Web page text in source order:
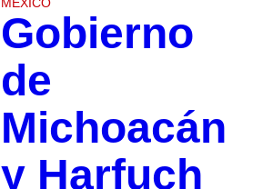
MÉXICO
Gobierno
de
Michoacán
y Harfuch